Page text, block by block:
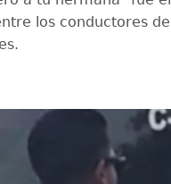
los conductores de